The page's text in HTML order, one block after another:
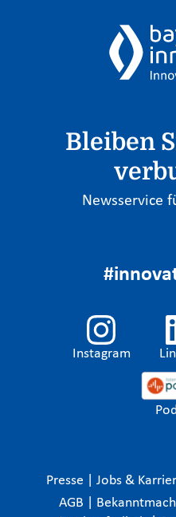
Bleiben
Newsservice
Instagram
Presse Jobs &
AGB